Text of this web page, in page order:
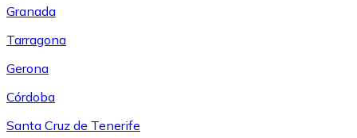
Granada
Tarragona
Gerona
Córdoba
Santa Cruz de Tenerife